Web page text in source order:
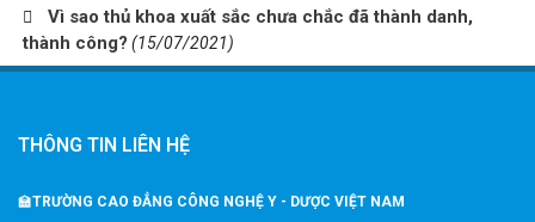
Vì sao thủ khoa xuất sắc chưa chắc đã thành danh,
thành công? (15/07/2021)
THÔNG TIN LIÊN HỆ
🏫TRƯỜNG CAO ĐẲNG CÔNG NGHỆ Y - DƯỢC VIỆT NAM